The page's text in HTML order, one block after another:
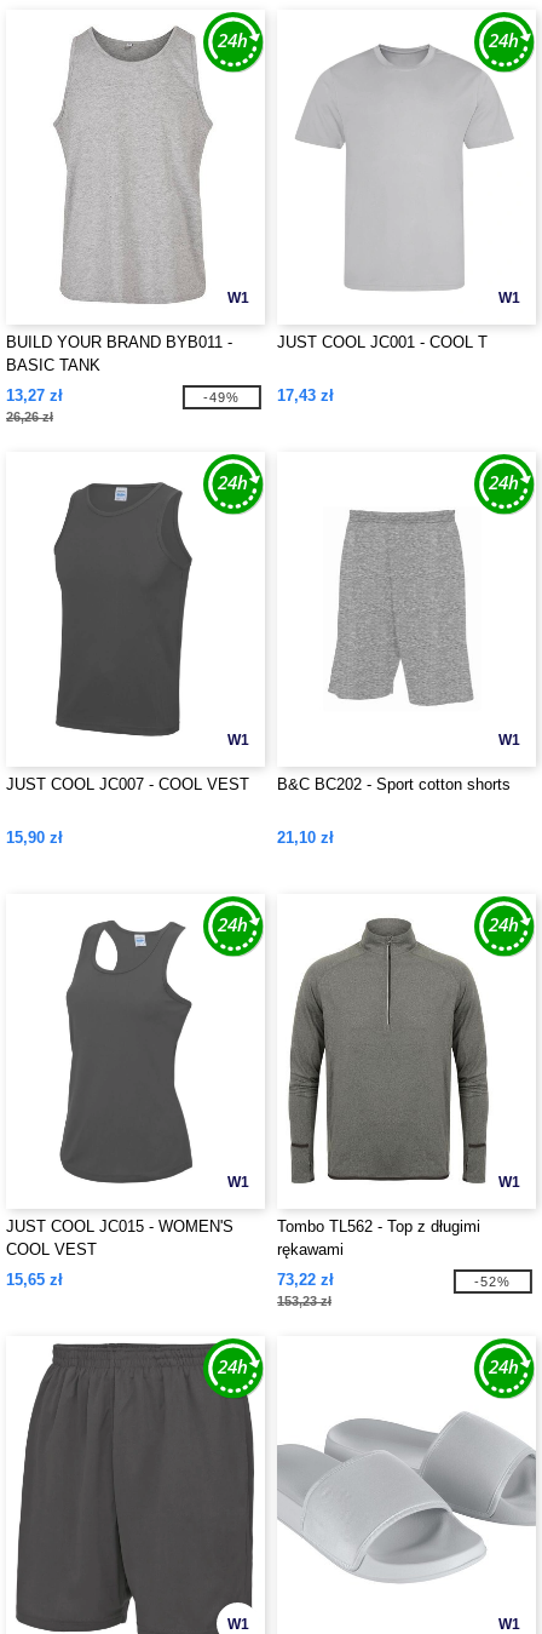
W1
BUILD YOUR BRAND BYB011 -
BASIC TANK
13,27 zł
26,26 zł
-49%
W1
JUST COOL JC001 - COOL T
17,43 zł
W1
JUST COOL JC007 - COOL VEST
15,90 zł
W1
B&C BC202 - Sport cotton shorts
21,10 zł
W1
JUST COOL JC015 - WOMEN'S
COOL VEST
15,65 zł
W1
Tombo TL562 - Top z długimi
rękawami
73,22 zł
153,23 zł
-52%
W1 W1